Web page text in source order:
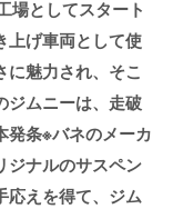
場としてスタート
上げ車両として使
に魅力され、そこ
ジムニーは、走破
発条※バネのメーカ
ジナルのサスペン
応えを得て、ジム